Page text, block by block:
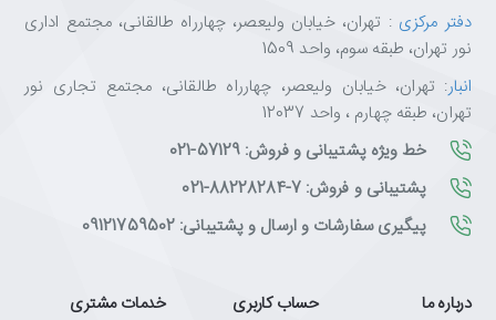
دفتر مرکزی : تهران، خیابان ولیعصر، چهارراه طالقانی، مجتمع اداری
نور تهران، طبقه سوم، واحد 1509
انبار: تهران، خیابان ولیعصر، چهارراه طالقانی، مجتمع تجاری نور
تهران، طبقه چهارم ، واحد 12037
خط ویژه پشتیبانی و فروش: 57129-021
پشتیبانی و فروش: 7-88228284-021
پیگیری سفارشات و ارسال و پشتیبانی: 09121759502
درباره ما حساب کاربری خدمات مشتری